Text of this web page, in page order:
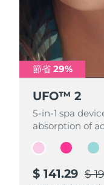
節省 29%
UFO™ 2
5-in-1 spa
absorption of
$ 141.29 $
節省 29%
UFO™ 2
5-in-1 spa
absorption of
$ 141.29 $
節省 29%
UFO™ 2
5-in-1 spa
absorption of
$ 141.29 $
節省 29%
UFO™ 2
5-in-1 spa
absorption of
$ 141.29 $